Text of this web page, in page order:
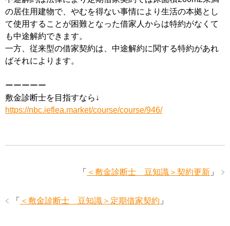
の居住用建物で、やむを得ない事情により生活の本拠とし
て使用することが困難となった借家人からは特約がなくて
も中途解約できます。
一方、従来型の借家契約は、中途解約に関する特約があれ
ばそれによります。
ーーーーー
敷金診断士を目指すなら↓
https://nbc.ieflea.market/course/course/946/
「 ＜敷金診断士 豆知識＞契約更新 」
「 ＜敷金診断士 豆知識＞定期借家契約 」